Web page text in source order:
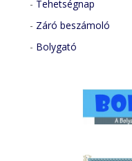
- Tehetségnap
- Záró beszámoló
- Bolygató